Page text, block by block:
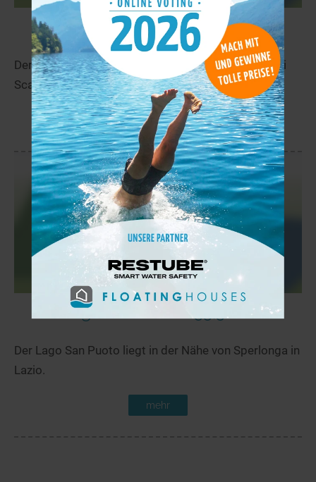
Lago di Scanno 55,4 km
Der Lago di Scanno liegt in der Nähe von Frattura Di
Scanno in Abruzzi.
mehr
Lago San Puoto 55,5 km
Der Lago San Puoto liegt in der Nähe von Sperlonga in
Lazio.
mehr